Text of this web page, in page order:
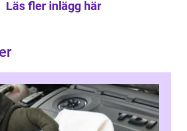
Läs fler inlägg här